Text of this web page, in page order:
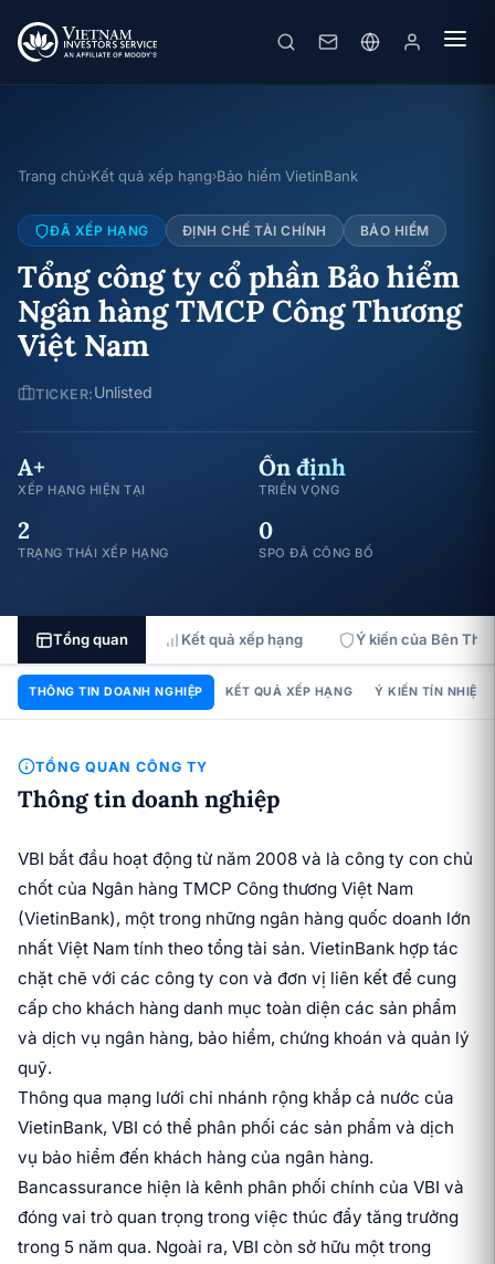
Trang chủ›Kết quả xếp hạng›Bảo hiểm VietinBank
ĐÃ XẾP HẠNG ĐỊNH CHẾ TÀI CHÍNH BẢO HIỂM
Tổng công ty cổ phần Bảo hiểm
Ngân hàng TMCP Công Thương
Việt Nam
TICKER: Unlisted
A+
XẾP HẠNG HIỆN TẠI
Ổn định
TRIỂN VỌNG
2
TRẠNG THÁI XẾP HẠNG
0
SPO ĐÃ CÔNG BỐ
Tổng quan Kết quả xếp hạng Ý kiến của Bên Thứ
THÔNG TIN DOANH NGHIỆP KẾT QUẢ XẾP HẠNG Ý KIẾN TÍN NHIỆM
TỔNG QUAN CÔNG TY
Thông tin doanh nghiệp
VBI bắt đầu hoạt động từ năm 2008 và là công ty con chủ
chốt của Ngân hàng TMCP Công thương Việt Nam
(VietinBank), một trong những ngân hàng quốc doanh lớn
nhất Việt Nam tính theo tổng tài sản. VietinBank hợp tác
chặt chẽ với các công ty con và đơn vị liên kết để cung
cấp cho khách hàng danh mục toàn diện các sản phẩm
và dịch vụ ngân hàng, bảo hiểm, chứng khoán và quản lý
quỹ.
Thông qua mạng lưới chi nhánh rộng khắp cả nước của
VietinBank, VBI có thể phân phối các sản phẩm và dịch
vụ bảo hiểm đến khách hàng của ngân hàng.
Bancassurance hiện là kênh phân phối chính của VBI và
đóng vai trò quan trọng trong việc thúc đẩy tăng trưởng
trong 5 năm qua. Ngoài ra, VBI còn sở hữu một trong